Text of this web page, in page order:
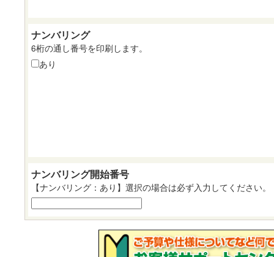
ナンバリング
6桁の通し番号を印刷します。
あり
ナンバリング開始番号
【ナンバリング：あり】選択の場合は必ず入力してください。